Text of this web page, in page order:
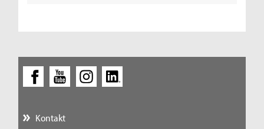
Kontakt